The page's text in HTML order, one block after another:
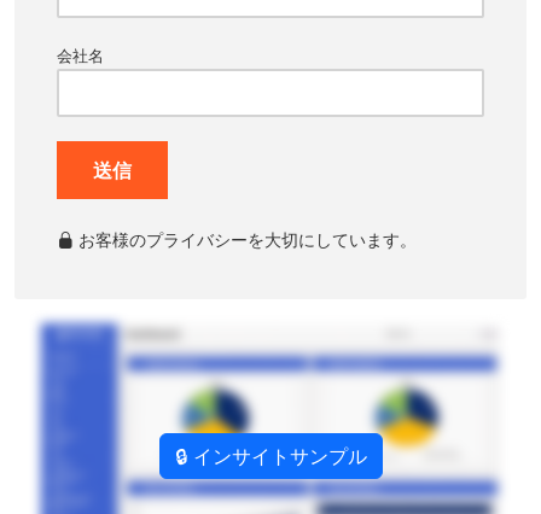
会社名
送信
お客様のプライバシーを大切にしています。
🔒 インサイトサンプル